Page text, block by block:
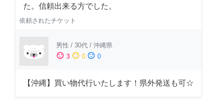
た。信頼出来る方でした。
依頼されたチケット
男性 / 30代 / 沖縄県
sentiment_satisfied 3 sentiment_neutral 0 sentiment_dissatisfied 0
【沖縄】買い物代行いたします！県外発送も可☆